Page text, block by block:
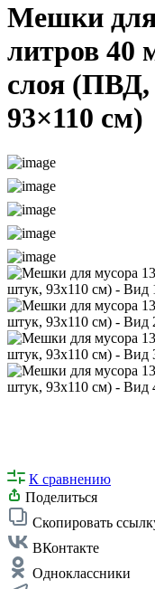
Мешки для
литров 40
слоя (ПВД,
93×110 см)
К сравнению
Поделиться
Скопировать
ВКонтакте
Одноклассники